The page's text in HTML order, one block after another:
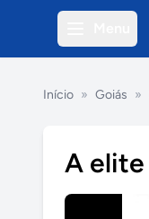
Início » Goiás »
A elite